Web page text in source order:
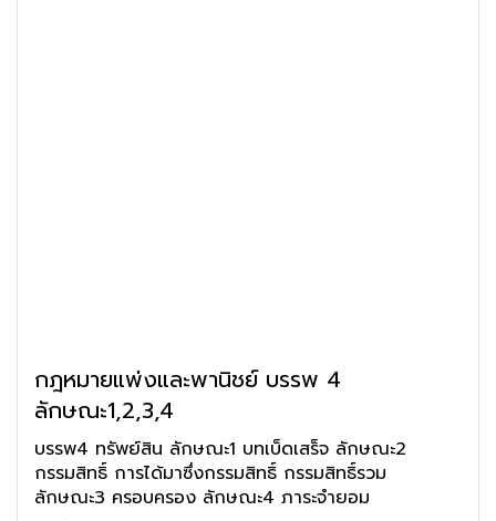
กฎหมายแพ่งและพานิชย์ บรรพ 4
ลักษณะ1,2,3,4
บรรพ4 ทรัพย์สิน ลักษณะ1 บทเบ็ดเสร็จ ลักษณะ2
กรรมสิทธิ์ การได้มาซึ่งกรรมสิทธิ์ กรรมสิทธิ์รวม
ลักษณะ3 ครอบครอง ลักษณะ4 ภาระจำยอม